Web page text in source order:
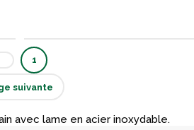
1
suivante
avec lame en acier inoxydable.